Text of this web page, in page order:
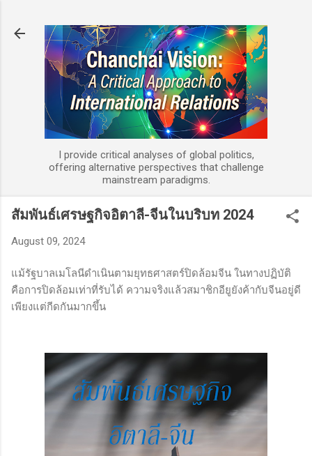
I provide critical analyses of global politics,
offering alternative perspectives that challenge
mainstream paradigms.
สัมพันธ์เศรษฐกิจอิตาลี-จีนในบริบท 2024
August 09, 2024
แม้รัฐบาลเมโลนีดำเนินตามยุทธศาสตร์ปิดล้อมจีน ในทางปฏิบัติ
คือการปิดล้อมเท่าที่รับได้ ความจริงแล้วสมาชิกอียูยังค้ากับจีนอยู่ดี
เพียงแต่กีดกันมากขึ้น